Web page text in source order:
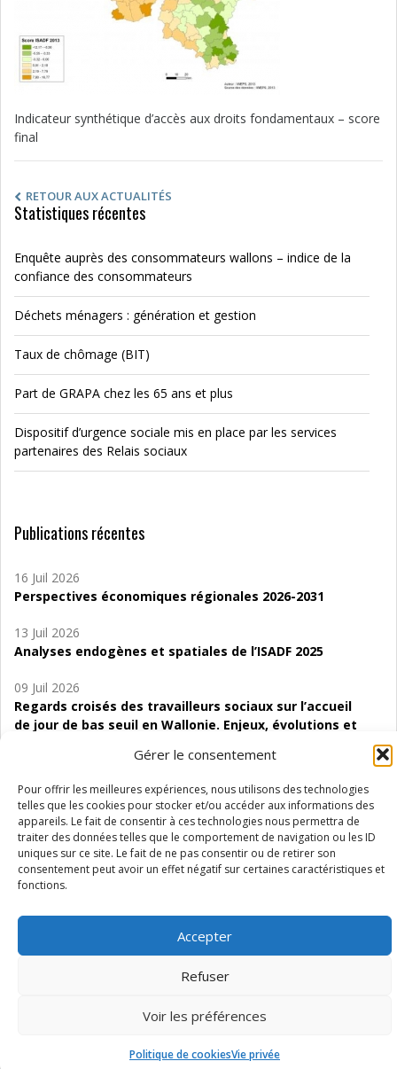
Gérer le consentement
Pour offrir les meilleures expériences, nous utilisons des technologies
telles que les cookies pour stocker et/ou accéder aux informations des
appareils. Le fait de consentir à ces technologies nous permettra de
traiter des données telles que le comportement de navigation ou les ID
uniques sur ce site. Le fait de ne pas consentir ou de retirer son
consentement peut avoir un effet négatif sur certaines caractéristiques et
fonctions.
Accepter
Refuser
Voir les préférences
Politique de cookiesVie privée
Indicateur synthétique d’accès aux droits fondamentaux – score
final
RETOUR AUX ACTUALITÉS
Statistiques récentes
Enquête auprès des consommateurs wallons – indice de la
confiance des consommateurs
Déchets ménagers : génération et gestion
Taux de chômage (BIT)
Part de GRAPA chez les 65 ans et plus
Dispositif d’urgence sociale mis en place par les services
partenaires des Relais sociaux
Publications récentes
16 Juil 2026
Perspectives économiques régionales 2026-2031
13 Juil 2026
Analyses endogènes et spatiales de l’ISADF 2025
09 Juil 2026
Regards croisés des travailleurs sociaux sur l’accueil
de jour de bas seuil en Wallonie. Enjeux, évolutions et
Étude d’évaluabilité des Structures
d’accompagnement à l’autocréation d’emploi (SAACE)
01 Juil 2026
Pénurie du personnel infirmier :quels indicateurs
d’offre de soins pour comprendre la situation en